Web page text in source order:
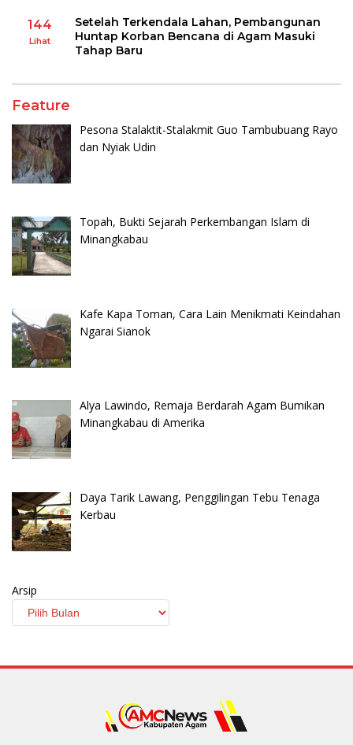
144
Lihat
Setelah Terkendala Lahan, Pembangunan
Huntap Korban Bencana di Agam Masuki
Tahap Baru
Feature
Pesona Stalaktit-Stalakmit Guo Tambubuang Rayo
dan Nyiak Udin
Topah, Bukti Sejarah Perkembangan Islam di
Minangkabau
Kafe Kapa Toman, Cara Lain Menikmati Keindahan
Ngarai Sianok
Alya Lawindo, Remaja Berdarah Agam Bumikan
Minangkabau di Amerika
Daya Tarik Lawang, Penggilingan Tebu Tenaga
Kerbau
Arsip